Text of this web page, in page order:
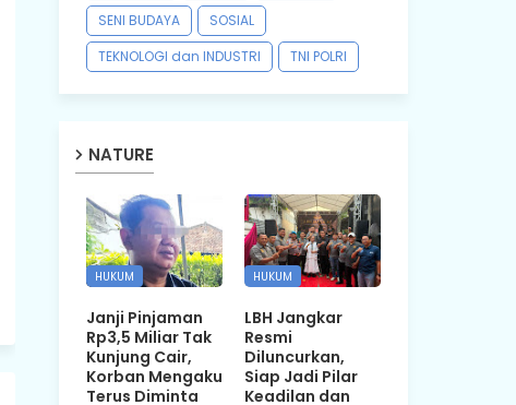
SENI BUDAYA
SOSIAL
TEKNOLOGI dan INDUSTRI
TNI POLRI
NATURE
HUKUM
Janji Pinjaman
Rp3,5 Miliar Tak
Kunjung Cair,
Korban Mengaku
Terus Diminta
HUKUM
LBH Jangkar
Resmi
Diluncurkan,
Siap Jadi Pilar
Keadilan dan